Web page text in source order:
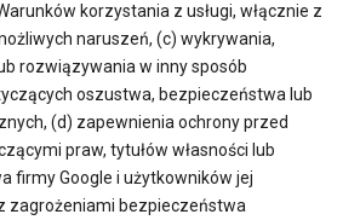
korzystania z usługi, włącznie z
naruszeń, (c) wykrywania,
rozwiązywania w inny sposób
oszustwa, bezpieczeństwa lub
(d) zapewnienia ochrony przed
praw, tytułów własności lub
firmy Google i użytkowników jej
zagrożeniami bezpieczeństwa